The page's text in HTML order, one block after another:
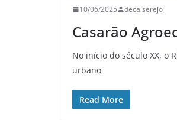
10/06/2025 deca serejo
Casarão
No início do século XX, o
urbano
Read More